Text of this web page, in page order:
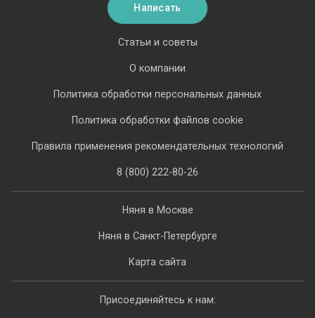
Няня в Москве
Няня в Санкт-Петербурге
Карта сайта
Статьи и советы
О компании
Политика обработки персональных данных
Политика обработки файлов cookie
Правила применения рекомендательных технологий
8 (800) 222-80-26
Написать
Присоединяйтесь к нам: